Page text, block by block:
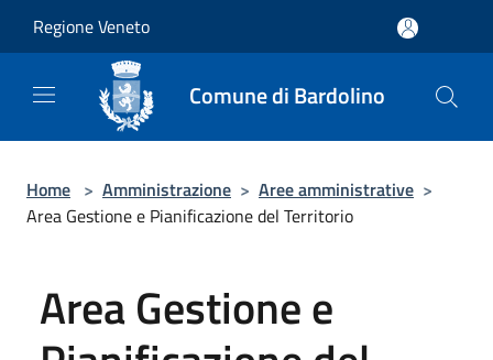
Regione Veneto
Comune di Bardolino
Home > Amministrazione > Aree amministrative >
Area Gestione e Pianificazione del Territorio
Area Gestione e